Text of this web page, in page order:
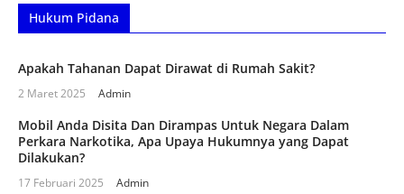
Hukum Pidana
Apakah Tahanan Dapat Dirawat di Rumah Sakit?
2 Maret 2025 Admin
Mobil Anda Disita Dan Dirampas Untuk Negara Dalam
Perkara Narkotika, Apa Upaya Hukumnya yang Dapat
Dilakukan?
17 Februari 2025 Admin